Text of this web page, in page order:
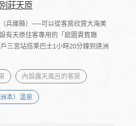
莊天原
兵庫縣）──可以從客房欣賞大海美
有天原住客專用的「庭園貴賓廰
三宮站搭乘巴士1小時20分鐘到達洲
內設露天風呂的客房
本）溫泉